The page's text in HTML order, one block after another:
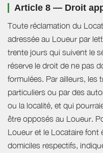
Article 8 — Droit
Toute réclamation du
adressée au Loueur par
trente jours qui suivent le
réserve le droit de ne pas
formulées. Par ailleurs, les
particuliers ou par des
ou la localité, et qui
être opposés au Loueur.
Loueur et le Locataire font
domiciles respectifs,